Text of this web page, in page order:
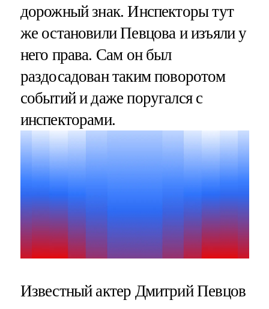
дорожный знак. Инспекторы тут
же остановили Певцова и изъяли у
него права. Сам он был
раздосадован таким поворотом
событий и даже поругался с
инспекторами.
Известный актер Дмитрий Певцов